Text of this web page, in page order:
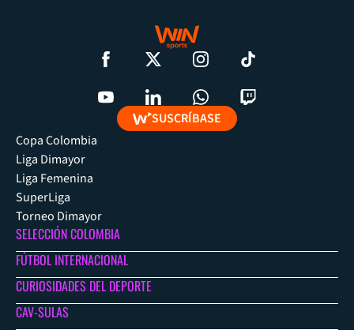
SUSCRÍBASE
Copa Colombia
Liga Dimayor
Liga Femenina
SuperLiga
Torneo Dimayor
SELECCIÓN COLOMBIA
FÚTBOL INTERNACIONAL
CURIOSIDADES DEL DEPORTE
CAV-SULAS